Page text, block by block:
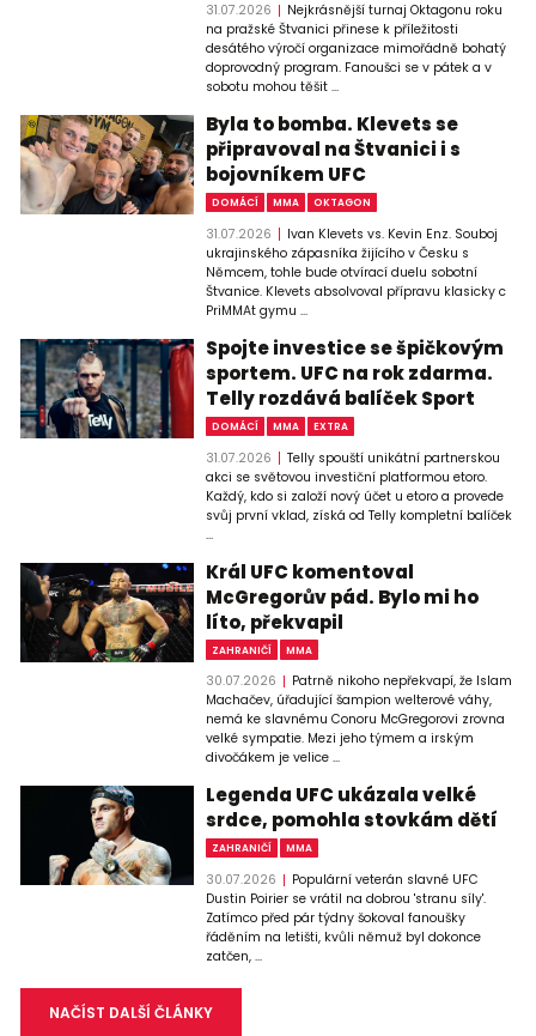
31.07.2026
Nejkrásnější turnaj Oktagonu roku
na pražské Štvanici přinese k příležitosti
desátého výročí organizace mimořádně bohatý
doprovodný program. Fanoušci se v pátek a v
sobotu mohou těšit ...
Byla to bomba. Klevets se
připravoval na Štvanici i s
bojovníkem UFC
DOMÁCÍ MMA OKTAGON
31.07.2026
Ivan Klevets vs. Kevin Enz. Souboj
ukrajinského zápasníka žijícího v Česku s
Němcem, tohle bude otvírací duelu sobotní
Štvanice. Klevets absolvoval přípravu klasicky c
PriMMAt gymu ...
Spojte investice se špičkovým
sportem. UFC na rok zdarma.
Telly rozdává balíček Sport
DOMÁCÍ MMA EXTRA
31.07.2026
Telly spouští unikátní partnerskou
akci se světovou investiční platformou etoro.
Každý, kdo si založí nový účet u etoro a provede
svůj první vklad, získá od Telly kompletní balíček
...
Král UFC komentoval
McGregorův pád. Bylo mi ho
líto, překvapil
ZAHRANIČÍ MMA
30.07.2026
Patrně nikoho nepřekvapí, že Islam
Machačev, úřadující šampion welterové váhy,
nemá ke slavnému Conoru McGregorovi zrovna
velké sympatie. Mezi jeho týmem a irským
divočákem je velice ...
Legenda UFC ukázala velké
srdce, pomohla stovkám dětí
ZAHRANIČÍ MMA
30.07.2026
Populární veterán slavné UFC
Dustin Poirier se vrátil na dobrou 'stranu síly'.
Zatímco před pár týdny šokoval fanoušky
řáděním na letišti, kvůli němuž byl dokonce
zatčen, ...
NAČÍST DALŠÍ ČLÁNKY